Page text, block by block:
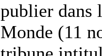
publier dans
Monde (11